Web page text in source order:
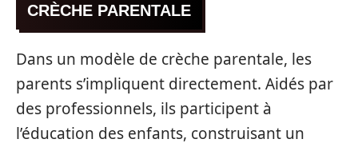
CRÈCHE PARENTALE
Dans un modèle de crèche parentale, les
parents s’impliquent directement. Aidés par
des professionnels, ils participent à
l’éducation des enfants, construisant un